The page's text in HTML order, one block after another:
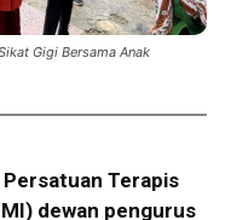
Gigi Bersama Anak
Persatuan Terapis
dewan pengurus